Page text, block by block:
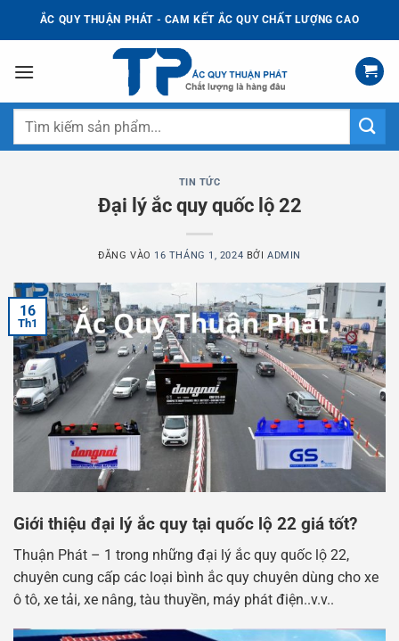
dung
ẮC QUY THUẬN PHÁT - CAM KẾT ẮC QUY CHẤT LƯỢNG CAO
Tìm
TIN TỨC
Đại lý ắc quy quốc lộ 22
ĐĂNG VÀO 16 THÁNG 1, 2024 BỞI ADMIN
16
Th1
Giới thiệu đại lý ắc quy tại quốc lộ 22 giá tốt?
Thuận Phát – 1 trong những đại lý ắc quy quốc lộ 22,
chuyên cung cấp các loại bình ắc quy chuyên dùng cho xe
ô tô, xe tải, xe nâng, tàu thuyền, máy phát điện..v.v..